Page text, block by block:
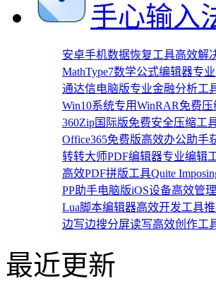
手心输入
安卓手机数据恢复工具高效解
MathType7数学公式编辑器专
通达信电脑版专业金融分析工
Win10系统专用WinRAR免费
360Zip国际版免费安全压缩工
Office365免费版高效办公助手
转转大师PDF编辑器专业编辑
高效PDF拼版工具Quite
PP助手电脑版iOS设备高效管理
Lua脚本编辑器高效开发工具
边写边搜分屏读写高效创作工
最近更新